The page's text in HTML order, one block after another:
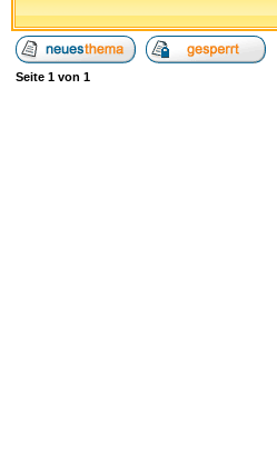
Seite 1 von 1